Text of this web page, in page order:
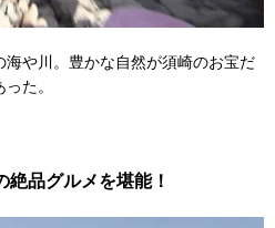
や川。豊かな自然が須崎のお宝だ
た。
絶品グルメを堪能！